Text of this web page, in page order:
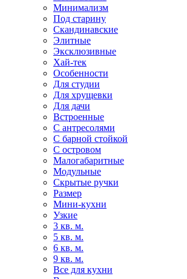
Минимализм
Под старину
Скандинавские
Элитные
Эксклюзивные
Хай-тек
Особенности
Для студии
Для хрущевки
Для дачи
Встроенные
С антресолями
С барной стойкой
С островом
Малогабаритные
Модульные
Скрытые ручки
Размер
Мини-кухни
Узкие
3 кв. м.
5 кв. м.
6 кв. м.
9 кв. м.
Все для кухни